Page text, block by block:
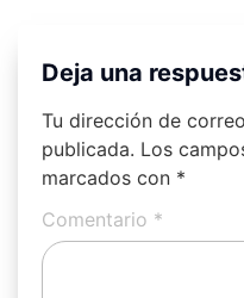
Deja una
Tu dirección de
publicada. Los
marcados con *
Comentario *